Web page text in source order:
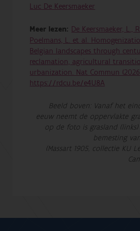
Luc De Keersmaeker
Meer lezen: De Keersmaeker, L.,
Poelmans, L. et al.
Belgian landscapes through
reclamation, agricultural
urbanization. Nat Commun
https://rdcu.be/e4U8A
Beeld boven: Vanaf het
eeuw neemt de oppervlakte
op de foto is grasland
bemesting
(Massart 1905, collectie KU